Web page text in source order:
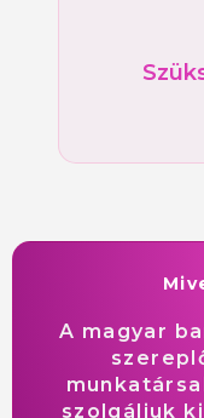
A magyar
szolgáljuk